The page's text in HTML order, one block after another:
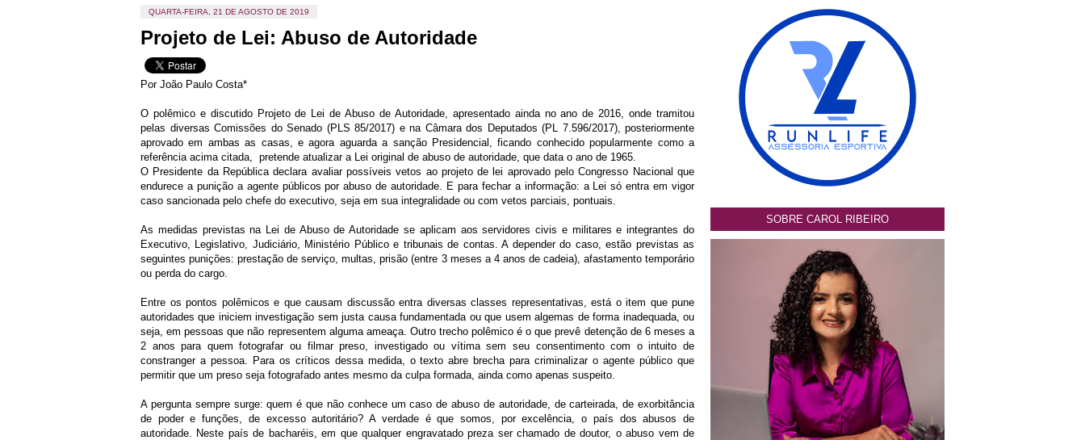
QUARTA-FEIRA, 21 DE AGOSTO DE 2019
Projeto de Lei: Abuso de Autoridade
Por João Paulo Costa*
O polêmico e discutido Projeto de Lei de Abuso de Autoridade, apresentado ainda no ano de 2016, onde tramitou
pelas diversas Comissões do Senado (PLS 85/2017) e na Câmara dos Deputados (PL 7.596/2017), posteriormente
aprovado em ambas as casas, e agora aguarda a sanção Presidencial, ficando conhecido popularmente como a
referência acima citada, pretende atualizar a Lei original de abuso de autoridade, que data o ano de 1965.
O Presidente da República declara avaliar possíveis vetos ao projeto de lei aprovado pelo Congresso Nacional que
endurece a punição a agente públicos por abuso de autoridade. E para fechar a informação: a Lei só entra em vigor
caso sancionada pelo chefe do executivo, seja em sua integralidade ou com vetos parciais, pontuais.
As medidas previstas na Lei de Abuso de Autoridade se aplicam aos servidores civis e militares e integrantes do
Executivo, Legislativo, Judiciário, Ministério Público e tribunais de contas. A depender do caso, estão previstas as
seguintes punições: prestação de serviço, multas, prisão (entre 3 meses a 4 anos de cadeia), afastamento temporário
ou perda do cargo.
Entre os pontos polêmicos e que causam discussão entra diversas classes representativas, está o item que pune
autoridades que iniciem investigação sem justa causa fundamentada ou que usem algemas de forma inadequada, ou
seja, em pessoas que não representem alguma ameaça. Outro trecho polêmico é o que prevê detenção de 6 meses a
2 anos para quem fotografar ou filmar preso, investigado ou vítima sem seu consentimento com o intuito de
constranger a pessoa. Para os críticos dessa medida, o texto abre brecha para criminalizar o agente público que
permitir que um preso seja fotografado antes mesmo da culpa formada, ainda como apenas suspeito.
A pergunta sempre surge: quem é que não conhece um caso de abuso de autoridade, de carteirada, de exorbitância
de poder e funções, de excesso autoritário? A verdade é que somos, por excelência, o país dos abusos de
autoridade. Neste país de bacharéis, em que qualquer engravatado preza ser chamado de doutor, o abuso vem de
SOBRE CAROL RIBEIRO